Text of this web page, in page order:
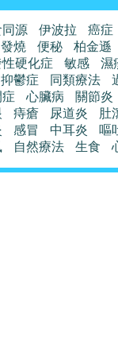
源 伊波拉 癌症
發燒
便秘 柏金遜
硬化症
敏感 濕
抑鬱症
同類療法
心臟病 關節炎
痔瘡 尿道炎 肚
感冒 中耳炎 嘔
自然療法 生食